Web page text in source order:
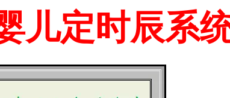
儿定时辰系